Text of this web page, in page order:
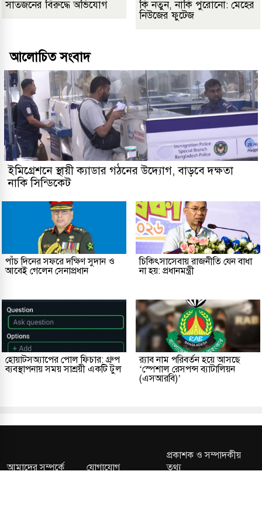
সাতজনের বিরুদ্ধে অভিযোগ
কি নতুন, নাকি পুরোনো: মেহের
নিউজের ফুটেজ
আলোচিত সংবাদ
ইমিগ্রেশনে স্থায়ী ক্যাডার গঠনের উদ্যোগ, বাড়বে দক্ষতা
নাকি সিন্ডিকেট
পাঁচ দিনের সফরে দক্ষিণ সুদান ও
আবেই গেলেন সেনাপ্রধান
চিকিৎসাসেবায় রাজনীতি যেন বাধা
না হয়: প্রধানমন্ত্রী
হোয়াটসঅ্যাপের পোল ফিচার: গ্রুপ
ব্যবস্থাপনায় সময় সাশ্রয়ী একটি টুল
র‌্যাব নাম পরিবর্তন হয়ে আসছে
‘স্পেশাল রেসপন্স ব্যাটালিয়ন
(এসআরবি)’
আমাদের সম্পর্কে যোগাযোগ
প্রকাশক ও সম্পাদকীয়
তথ্য